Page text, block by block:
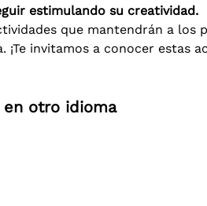
estimulando su creatividad.
que mantendrán a los
invitamos a conocer estas
otro idioma